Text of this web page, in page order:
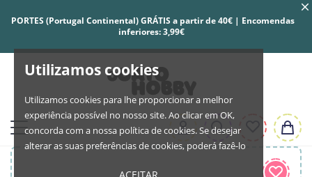
Utilizamos cookies
Utilizamos cookies para lhe proporcionar a melhor
experiência possível no nosso site. Ao clicar em OK,
concorda com a nossa política de cookies. Se desejar
alterar as suas preferências de cookies, poderá fazê-lo
PORTES (Portugal Continental) GRÁTIS a partir de 40€ | Encomendas
inferiores: 3,99€